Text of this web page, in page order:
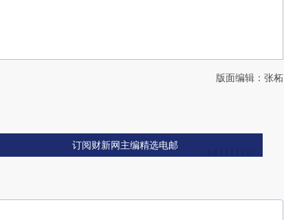
版面编辑：张柘
订阅财新网主编精选电邮